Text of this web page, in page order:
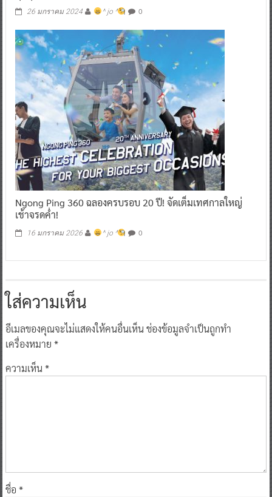
26 มกราคม 2024 ^ jo ^ 0
Ngong Ping 360 ฉลองครบรอบ 20 ปี! จัดเต็มเทศกาลใหญ่
เช้าจรดค่ำ!
16 มกราคม 2026 ^ jo ^ 0
ใส่ความเห็น
อีเมลของคุณจะไม่แสดงให้คนอื่นเห็นช่องข้อมูลจำเป็นถูกทำ
เครื่องหมาย *
ความเห็น*
ชื่อ *